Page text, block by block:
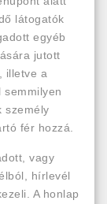
látogatók
egyéb
jutott
illetve a
személy
fér hozzá.
vagy
hírlevél
A honlap